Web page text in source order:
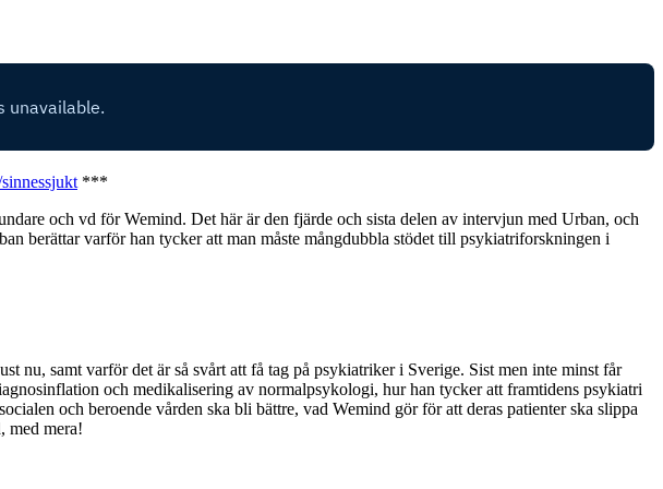
***
och vd för Wemind. Det här är den fjärde och sista delen av intervjun med Urban, och
berättar varför han tycker att man måste mångdubbla stödet till psykiatriforskningen i
nu, samt varför det är så svårt att få tag på psykiatriker i Sverige. Sist men inte minst får
och medikalisering av normalpsykologi, hur han tycker att framtidens psykiatri
och beroende vården ska bli bättre, vad Wemind gör för att deras patienter ska slippa
med mera!